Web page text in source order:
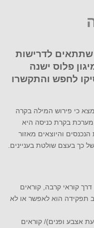
לדרישות
פלוס ישנה
לחפש והתקשרו
כי פירוש המילה בקרה
בקרת כניסה היא
והיוצאים מאזור
כך בעצם שולטת בעניינים.
קוראי קרבה, קוראים
תפקידה הוא לאפשר או לא
אצבע ופנים)/ קוראים